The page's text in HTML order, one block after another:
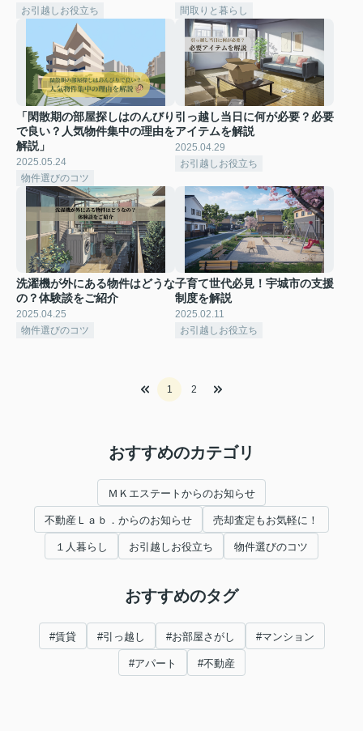
お引越しお役立ち
間取りと暮らし
「閑散期の部屋探しはのんびり
で良い？人気物件集中の理由を
解説」
2025.05.24
物件選びのコツ
引っ越し当日に何が必要？必要
アイテムを解説
2025.04.29
お引越しお役立ち
洗濯機が外にある物件はどうな
の？体験談をご紹介
2025.04.25
物件選びのコツ
子育て世代必見！宇城市の支援
制度を解説
2025.02.11
お引越しお役立ち
1 2
おすすめのカテゴリ
ＭＫエステートからのお知らせ
不動産Ｌａｂ．からのお知らせ 売却査定もお気軽に！
１人暮らし お引越しお役立ち 物件選びのコツ
おすすめのタグ
#賃貸 #引っ越し #お部屋さがし #マンション
#アパート #不動産